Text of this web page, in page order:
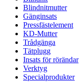
Blindnitmutter
Gänginsats
Pressfästelement
KD-Mutter
Trådgänga
Tätplugg
Insats för rörändar
Verktyg
Specialprodukter